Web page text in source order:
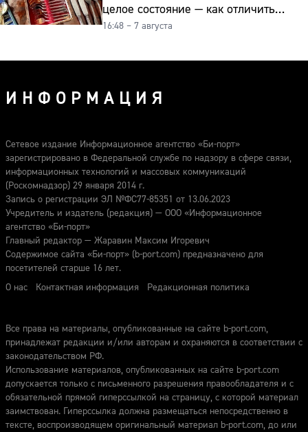
целое состояние — как отличить
подделку от мельхиора
16:48 – 7 августа
ИНФОРМАЦИЯ
Сетевое издание Информационное агентство «Би-порт»
зарегистрировано в Федеральной службе по надзору в сфере связи,
информационных технологий и массовых коммуникаций
(Роскомнадзор) 29 января 2014 г.
Запись о регистрации ЭЛ №ФС77-85351 от 13.06.2023
Учредитель и издатель (редакция) — ООО «Информационное
агентство «Би-порт»
Главный редактор — Жаравин Максим Игоревич
Содержимое сайта «Би-порт» (b-port.com) предназначено для
посетителей старше 16 лет.
О нас
Контактная информация Редакционная политика
Все права на материалы, опубликованные на сайте b-port.com,
принадлежат редакции и/или авторам и охраняются в соответствии с
законодательством РФ.
Использование материалов, опубликованных на сайте b-port.com
допускается только с письменного разрешения правообладателя и с
обязательной прямой гиперссылкой на страницу, с которой материал
заимствован. Гиперссылка должна размещаться непосредственно в
тексте, воспроизводящем оригинальный материал b-port.com, до или